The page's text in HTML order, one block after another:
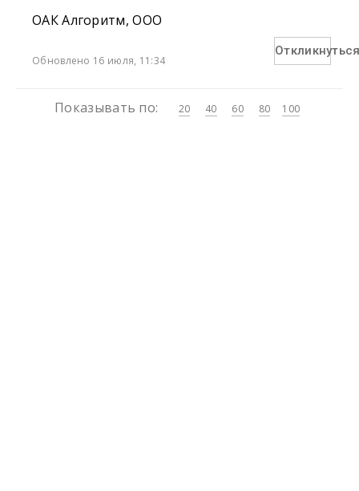
ОАК Алгоритм, ООО
Обновлено 16 июля, 11:34
Показывать по: 20 40 60 80 100